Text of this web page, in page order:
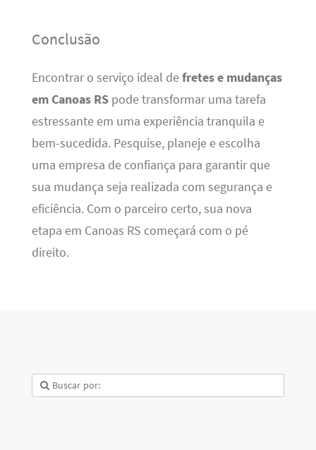
Conclusão
Encontrar o serviço ideal defretes e mudanças
em Canoas RSpode transformar uma tarefa
estressante em uma experiência tranquila e
bem-sucedida. Pesquise, planeje e escolha
uma empresa de confiança para garantir que
sua mudança seja realizada com segurança e
eficiência. Com o parceiro certo, sua nova
etapa em Canoas RS começará com o pé
direito.